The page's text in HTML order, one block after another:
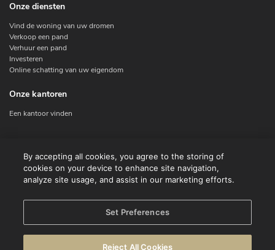
Onze diensten
Vind de woning van uw dromen
Verkoop een pand
Verhuur een pand
Investeren
Online schatting van uw eigendom
Onze kantoren
Een kantoor vinden
Contact
Facebook
By accepting all cookies, you agree to the storing of
cookies on your device to enhance site navigation,
analyze site usage, and assist in our marketing efforts.
Set Preferences
Reject All Cookies